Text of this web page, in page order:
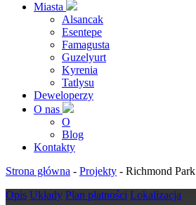
Miasta
Alsancak
Esentepe
Famagusta
Guzelyurt
Kyrenia
Tatlysu
Deweloperzy
O nas
O
Blog
Kontakty
Strona główna - Projekty - Richmond Park
Opis Układy Plan płatności Lokalizacja